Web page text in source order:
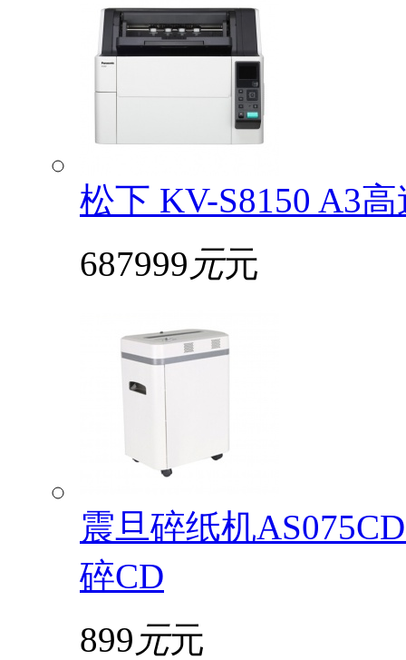
松下 KV-S8150 A3
687999 元元
震旦碎纸机
碎CD
899 元元